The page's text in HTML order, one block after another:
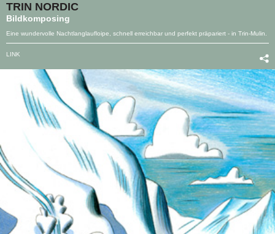
TRIN NORDIC
Bildkomposing
Eine wundervolle Nachtlanglaufloipe, schnell erreichbar und perfekt präpariert - in Trin-Mulin.
LINK